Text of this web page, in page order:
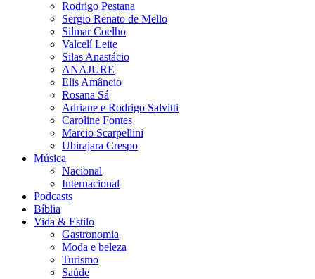
Rodrigo Pestana
Sergio Renato de Mello
Silmar Coelho
Valcelí Leite
Silas Anastácio
ANAJURE
Elis Amâncio
Rosana Sá
Adriane e Rodrigo Salvitti
Caroline Fontes
Marcio Scarpellini
Ubirajara Crespo
Música
Nacional
Internacional
Podcasts
Bíblia
Vida & Estilo
Gastronomia
Moda e beleza
Turismo
Saúde